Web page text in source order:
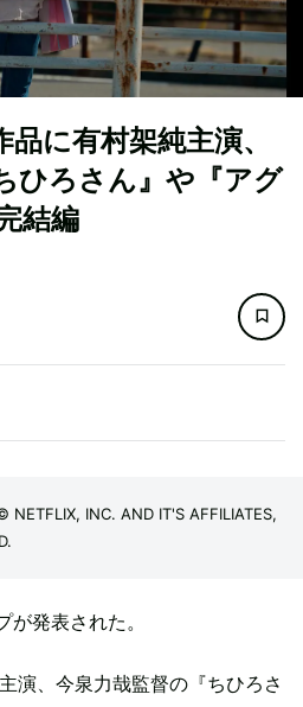
に有村架純主演、
ひろさん』や『アグ
結編
NETFLIX, INC. AND IT'S AFFILIATES,
発表された。
演、今泉力哉監督の『ちひろさ